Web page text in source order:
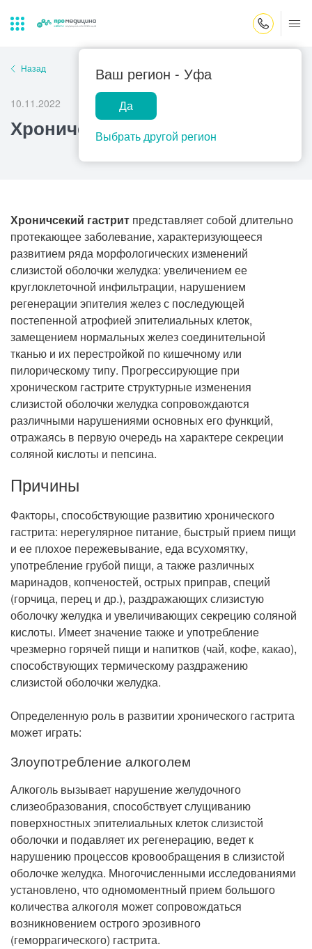
Ваш регион - Уфа
Да
Выбрать другой регион
Лабораторная
диагностика
ПроМедицина
онлайн
на дому
Закрыть поиск
Популярные запросы
Прием врача-гинеколога
Прием врача-уролога
Прием врача-невролога
Прием врача-стоматолога
Прием врача-кардиолога
Рентгенология
Назад
10.11.2022
Хронический гастрит
Хроничсекий гастрит представляет собой длительно
протекающее заболевание, характеризующееся
развитием ряда морфологических изменений
слизистой оболочки желудка: увеличением ее
круглоклеточной инфильтрации, нарушением
регенерации эпителия желез с последующей
постепенной атрофией эпителиальных клеток,
замещением нормальных желез соединительной
тканью и их перестройкой по кишечному или
пилорическому типу. Прогрессирующие при
хроническом гастрите структурные изменения
слизистой оболочки желудка сопровождаются
различными нарушениями основных его функций,
отражаясь в первую очередь на характере секреции
соляной кислоты и пепсина.
Причины
Факторы, способствующие развитию хронического
гастрита: нерегулярное питание, быстрый прием пищи
и ее плохое пережевывание, еда всухомятку,
употребление грубой пищи, а также различных
маринадов, копченостей, острых приправ, специй
(горчица, перец и др.), раздражающих слизистую
оболочку желудка и увеличивающих секрецию соляной
кислоты. Имеет значение также и употребление
чрезмерно горячей пищи и напитков (чай, кофе, какао),
способствующих термическому раздражению
слизистой оболочки желудка.
Определенную роль в развитии хронического гастрита
может играть:
Злоупотребление алкоголем
Алкоголь вызывает нарушение желудочного
слизеобразования, способствует слущиванию
поверхностных эпителиальных клеток слизистой
оболочки и подавляет их регенерацию, ведет к
нарушению процессов кровообращения в слизистой
оболочке желудка. Многочисленными исследованиями
установлено, что одномоментный прием большого
количества алкоголя может сопровождаться
возникновением острого эрозивного
(геморрагического) гастрита.